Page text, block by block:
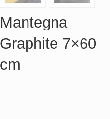
Mantegna
Graphite 7×60
cm